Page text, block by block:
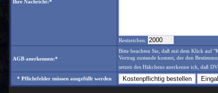
Ihre Nachricht:*
Restzeichen:
AGB anerkennen:*
Bitte beachten Sie, daß mit dem Klick auf
Vertrag zustande kommt, der den
setzen des Häkchens anerkenne ich, daß
* Pflichtfelder müssen ausgefüllt werden